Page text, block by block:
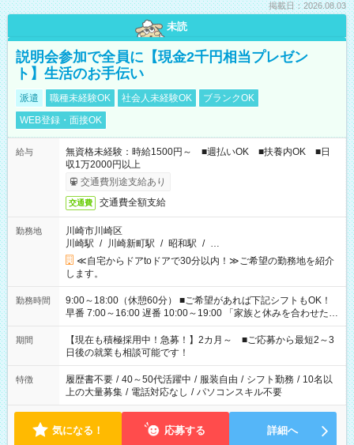
掲載日：2026.08.03
未読
説明会参加で全員に【現金2千円相当プレゼン
ト】生活のお手伝い
派遣 職種未経験OK 社会人未経験OK
ブランクOK
WEB登録・面接OK
給与
無資格未経験：時給1500円～ ■週払いOK ■扶養内OK ■日
収1万2000円以上
交通費別途支給あり
交通費 交通費全額支給
勤務地
川崎市川崎区
川崎駅 / 川崎新町駅 / 昭和駅 / …
≪自宅からドアtoドアで30分以内！≫ご希望の勤務地を紹介
します。
勤務時間
9:00～18:00（休憩60分） ■ご希望があれば下記シフトもOK！
早番 7:00～16:00 遅番 10:00～19:00 「家族と休みを合わせた
い」 「余裕を持って夕飯の準備がしたい」 「できれば残業はし
たくない」 など、ご希望を教えてくださいね。 ※Wワーク希望
の方へ 今ご覧のお仕事で希望する勤務時間と、もう1つのお仕事
の勤務時間。 合計で週40時間を超える場合は応募できません。
期間
【現在も積極採用中！急募！】2カ月～ ■ご応募から最短2～3
日後の就業も相談可能です！
特徴 履歴書不要 / 40～50代活躍中 / 服装自由 / シフト勤務 / 10名以
上の大量募集 / 電話対応なし / パソコンスキル不要
気になる！ 応募する 詳細へ